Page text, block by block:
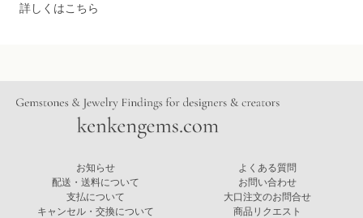
詳しくはこちら
お知らせ
配送・送料について
支払について
キャンセル・交換について
よくある質問
お問い合わせ
大口注文のお問合せ
商品リクエスト